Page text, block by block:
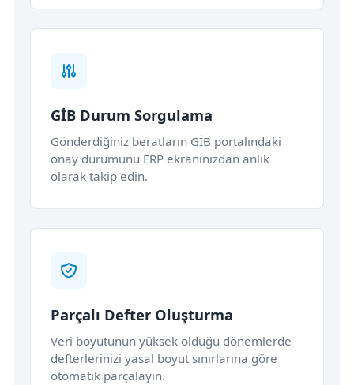
GİB Durum Sorgulama
Gönderdiğiniz beratların GİB portalındaki
onay durumunu ERP ekranınızdan anlık
olarak takip edin.
Parçalı Defter Oluşturma
Veri boyutunun yüksek olduğu dönemlerde
defterlerinizi yasal boyut sınırlarına göre
otomatik parçalayın.